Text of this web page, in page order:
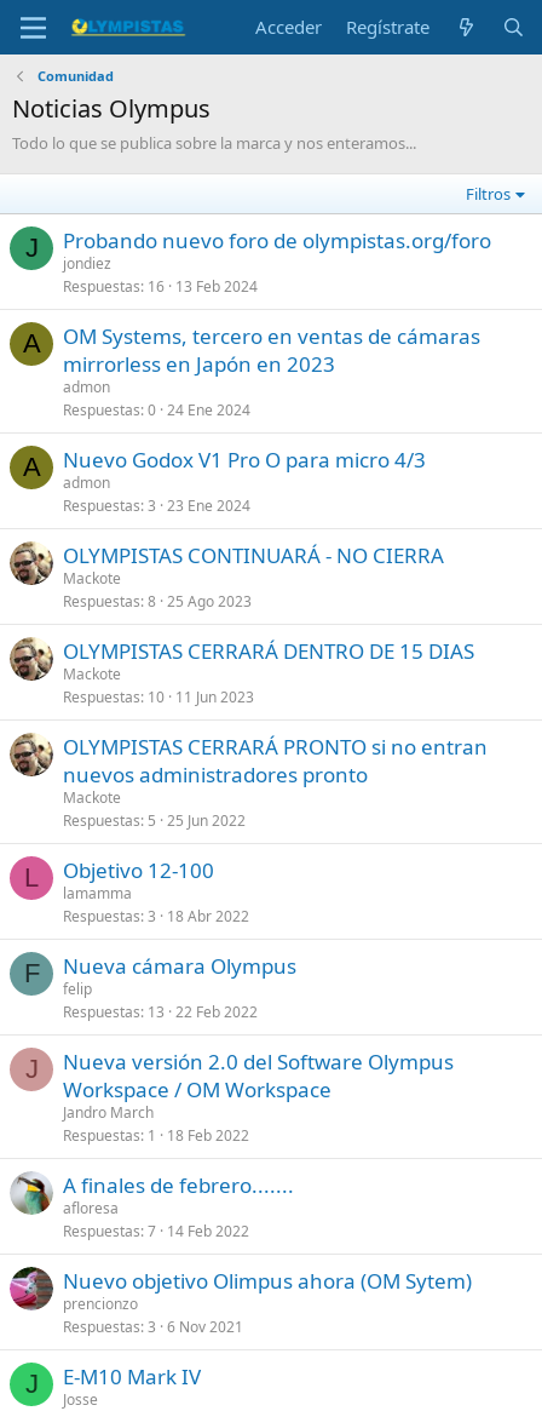
Acceder Regístrate
Comunidad
Noticias Olympus
Todo lo que se publica sobre la marca y nos enteramos...
Filtros
J Probando nuevo foro de olympistas.org/foro
jondiez
Respuestas 16 13 Feb 2024
A
OM Systems, tercero en ventas de cámaras
mirrorless en Japón en 2023
admon
Respuestas 0 24 Ene 2024
A Nuevo Godox V1 Pro O para micro 4/3
admon
Respuestas 3 23 Ene 2024
OLYMPISTAS CONTINUARÁ - NO CIERRA
Mackote
Respuestas 8 25 Ago 2023
OLYMPISTAS CERRARÁ DENTRO DE 15 DIAS
Mackote
Respuestas 10 11 Jun 2023
OLYMPISTAS CERRARÁ PRONTO si no entran
nuevos administradores pronto
Mackote
Respuestas 5 25 Jun 2022
L Objetivo 12-100
lamamma
Respuestas 3 18 Abr 2022
F Nueva cámara Olympus
felip
Respuestas 13 22 Feb 2022
J
Nueva versión 2.0 del Software Olympus
Workspace / OM Workspace
Jandro March
Respuestas 1 18 Feb 2022
A finales de febrero.......
afloresa
Respuestas 7 14 Feb 2022
Nuevo objetivo Olimpus ahora (OM Sytem)
prencionzo
Respuestas 3 6 Nov 2021
J E‑M10 Mark IV
Josse